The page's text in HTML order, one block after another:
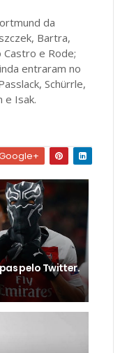
da
Bartra,
Castro e Rode;
entraram no
Schürrle,
e Isak.
pelo Twitter.